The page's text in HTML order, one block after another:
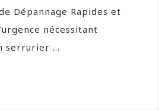
Dépannage Rapides et
nécessitant
serrurier ...